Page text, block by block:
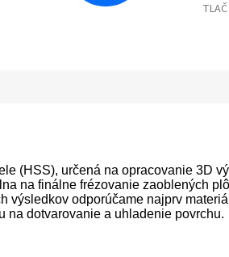
TLAČ
(HSS), určená na opracovanie 3D
na finálne frézovanie zaoblených
výsledkov odporúčame najprv
na dotvarovanie a uhladenie povrchu.